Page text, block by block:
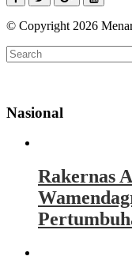
© Copyright 2026
Nasional
Rakernas